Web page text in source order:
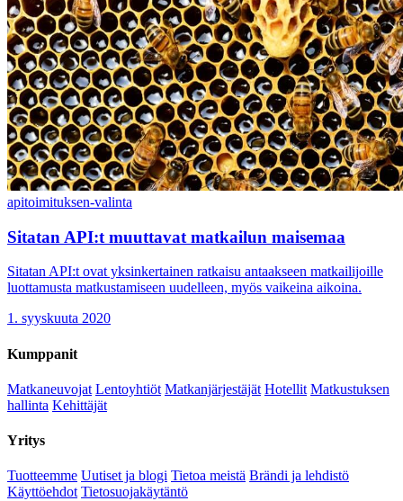
apitoimituksen-valinta
Sitatan API:t muuttavat matkailun maisemaa
Sitatan API:t ovat yksinkertainen ratkaisu antaakseen matkailijoille
luottamusta matkustamiseen uudelleen, myös vaikeina aikoina.
1. syyskuuta 2020
Kumppanit
Matkaneuvojat Lentoyhtiöt Matkanjärjestäjät Hotellit Matkustuksen
hallinta Kehittäjät
Yritys
Tuotteemme Uutiset ja blogi Tietoa meistä Brändi ja lehdistö
Käyttöehdot Tietosuojakäytäntö